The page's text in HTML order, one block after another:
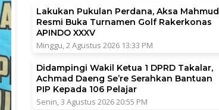
Lakukan Pukulan Perdana, Aksa Mahmud
Resmi Buka Turnamen Golf Rakerkonas
APINDO XXXV
Minggu, 2 Agustus 2026 13:33 PM
Didampingi Wakil Ketua 1 DPRD Takalar,
Achmad Daeng Se’re Serahkan Bantuan
PIP Kepada 106 Pelajar
Senin, 3 Agustus 2026 20:55 PM